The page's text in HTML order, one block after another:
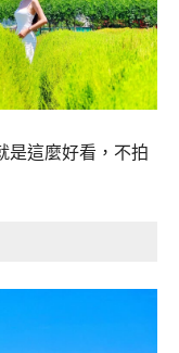
是這麼好看，不拍